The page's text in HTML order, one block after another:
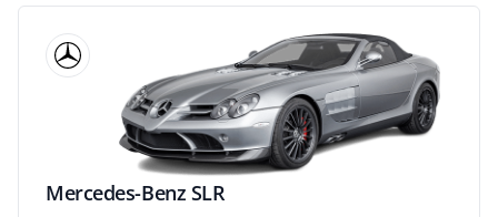
Mercedes-Benz SLR